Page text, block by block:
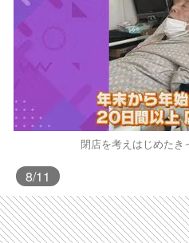
閉店を考えはじめたき
8/11